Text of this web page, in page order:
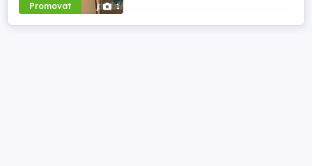
Promovat 1